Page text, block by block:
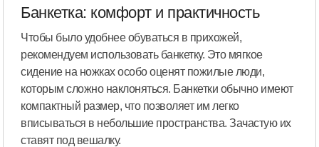
Банкетка: комфорт и практичность
Чтобы было удобнее обуваться в прихожей,
рекомендуем использовать банкетку. Это мягкое
сидение на ножках особо оценят пожилые люди,
которым сложно наклоняться. Банкетки обычно имеют
компактный размер, что позволяет им легко
вписываться в небольшие пространства. Зачастую их
ставят под вешалку.